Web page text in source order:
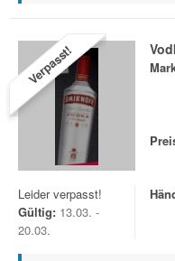
Verpasst!
Leider verpasst!
Gültig: 13.03. -
20.03.